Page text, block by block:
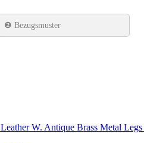
❷ Bezugsmuster